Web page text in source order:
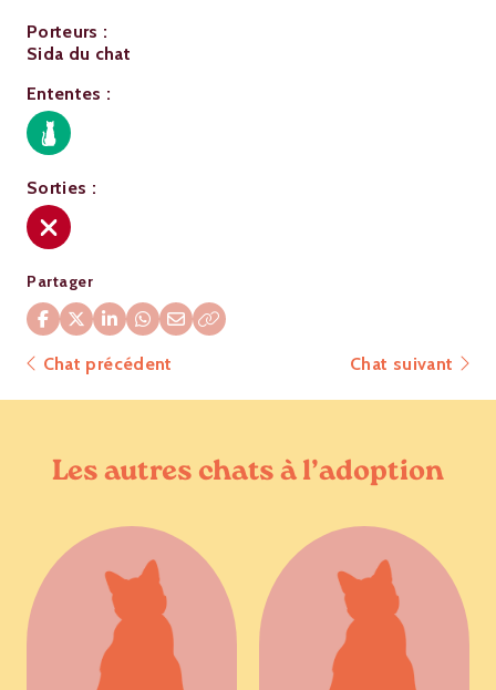
Porteurs :
Sida du chat
Ententes :
Sorties :
Partager
Chat précédent Chat suivant
Les autres chats à l’adoption